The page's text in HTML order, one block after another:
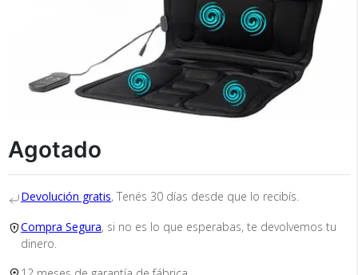
Agotado
Devolución gratis, Tenés 30 días desde que lo recibís.
Compra Segura, si no es lo que esperabas, te devolvemos tu
dinero.